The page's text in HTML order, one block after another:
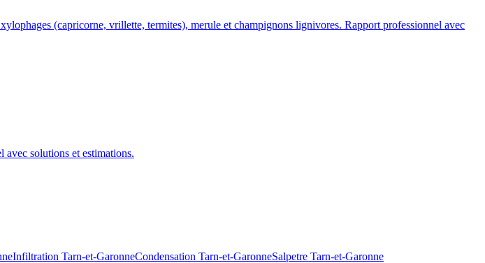
(capricorne, vrillette, termites), merule et champignons lignivores. Rapport professionnel avec
avec solutions et estimations.
Infiltration Tarn-et-GaronneCondensation Tarn-et-GaronneSalpetre Tarn-et-Garonne